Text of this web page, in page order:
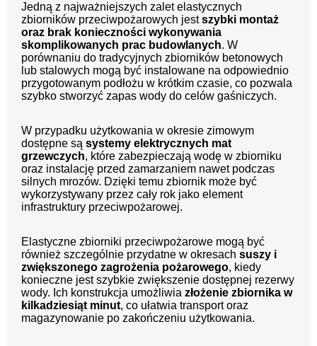
Jedną z najważniejszych zalet elastycznych
zbiorników przeciwpożarowych jestszybki montaż
oraz brak konieczności wykonywania
skomplikowanych prac budowlanych. W
porównaniu do tradycyjnych zbiorników betonowych
lub stalowych mogą być instalowane na odpowiednio
przygotowanym podłożu w krótkim czasie, co pozwala
szybko stworzyć zapas wody do celów gaśniczych.
W przypadku użytkowania w okresie zimowym
dostępne są systemy elektrycznych mat
grzewczych, które zabezpieczają wodę w zbiorniku
oraz instalację przed zamarzaniem nawet podczas
silnych mrozów. Dzięki temu zbiornik może być
wykorzystywany przez cały rok jako element
infrastruktury przeciwpożarowej.
Elastyczne zbiorniki przeciwpożarowe mogą być
również szczególnie przydatne w okresach suszy i
zwiększonego zagrożenia pożarowego, kiedy
konieczne jest szybkie zwiększenie dostępnej rezerwy
wody. Ich konstrukcja umożliwia złożenie zbiornika w
kilkadziesiąt minut, co ułatwia transport oraz
magazynowanie po zakończeniu użytkowania.